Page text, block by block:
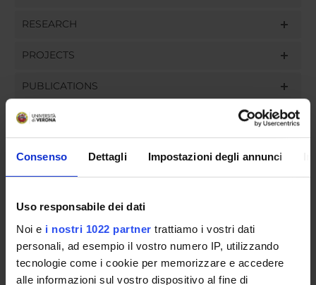
Consenso Dettagli Impostazioni degli annunci
Uso responsabile dei dati
Noi e i nostri 1022 partner trattiamo i vostri dati
personali, ad esempio il vostro numero IP, utilizzando
tecnologie come i cookie per memorizzare e accedere
alle informazioni sul vostro dispositivo al fine di
RESEARCH
PROJECTS
PUBLICATIONS
ASSIGNMENTS
GOVERNANCE
COMMITTEES